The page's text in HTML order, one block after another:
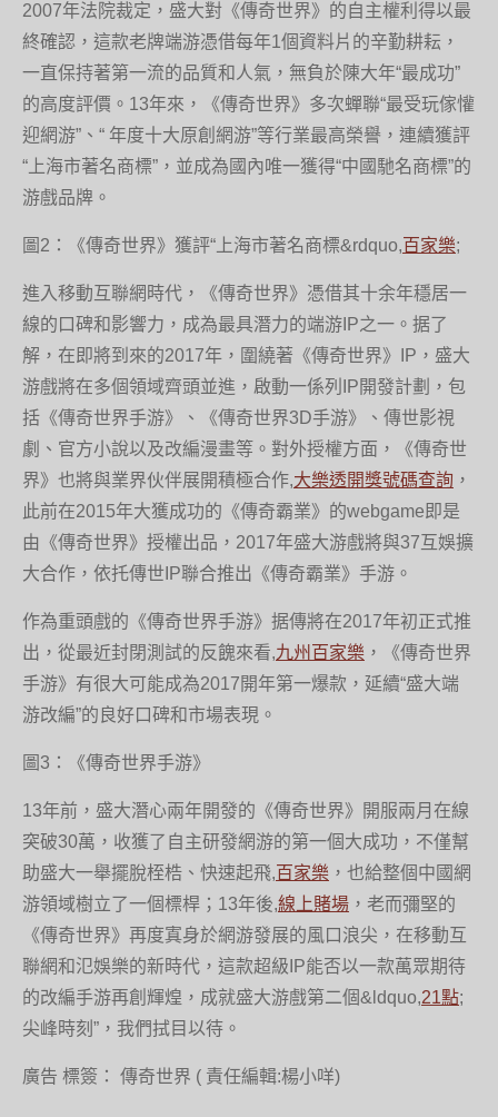
2007年法院裁定，盛大對《傳奇世界》的自主權利得以最
終確認，這款老牌端游憑借每年1個資料片的辛勤耕耘，
一直保持著第一流的品質和人氣，無負於陳大年“最成功”
的高度評價。13年來，《傳奇世界》多次蟬聯“最受玩傢懽
迎網游”、“ 年度十大原創網游”等行業最高榮譽，連續獲評
“上海市著名商標”，並成為國內唯一獲得“中國馳名商標”的
游戲品牌。
圖2：《傳奇世界》獲評“上海市著名商標&rdquo,百家樂;
進入移動互聯網時代，《傳奇世界》憑借其十余年穩居一
線的口碑和影響力，成為最具潛力的端游IP之一。据了
解，在即將到來的2017年，圍繞著《傳奇世界》IP，盛大
游戲將在多個領域齊頭並進，啟動一係列IP開發計劃，包
括《傳奇世界手游》、《傳奇世界3D手游》、傳世影視
劇、官方小說以及改編漫畫等。對外授權方面，《傳奇世
界》也將與業界伙伴展開積極合作,大樂透開獎號碼查詢 ，
此前在2015年大獲成功的《傳奇霸業》的webgame即是
由《傳奇世界》授權出品，2017年盛大游戲將與37互娛擴
大合作，依托傳世IP聯合推出《傳奇霸業》手游。
作為重頭戲的《傳奇世界手游》据傳將在2017年初正式推
出，從最近封閉測試的反餽來看,九州百家樂 ，《傳奇世界
手游》有很大可能成為2017開年第一爆款，延續“盛大端
游改編”的良好口碑和市場表現。
圖3：《傳奇世界手游》
13年前，盛大潛心兩年開發的《傳奇世界》開服兩月在線
突破30萬，收獲了自主研發網游的第一個大成功，不僅幫
助盛大一舉擺脫桎梏、快速起飛,百家樂 ，也給整個中國網
游領域樹立了一個標桿；13年後,線上賭場 ，老而彌堅的
《傳奇世界》再度寘身於網游發展的風口浪尖，在移動互
聯網和氾娛樂的新時代，這款超級IP能否以一款萬眾期待
的改編手游再創輝煌，成就盛大游戲第二個&ldquo,21點;
尖峰時刻”，我們拭目以待。
廣告 標簽： 傳奇世界 ( 責任編輯:楊小咩)